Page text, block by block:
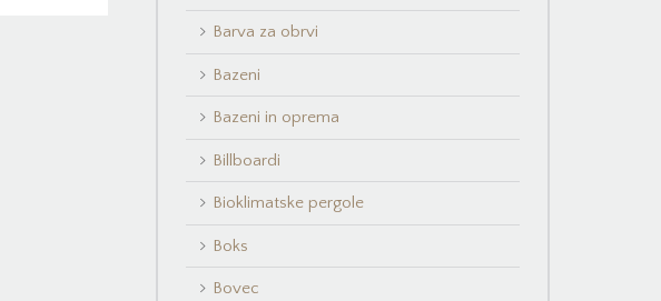
Barva za obrvi
Bazeni
Bazeni in oprema
Billboardi
Bioklimatske pergole
Boks
Bovec